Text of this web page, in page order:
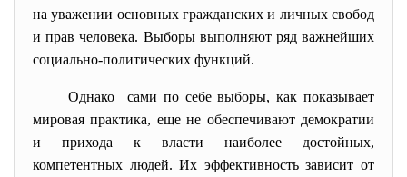
на уважении основных гражданских и личных свобод
и прав человека. Выборы выполняют ряд важнейших
социально-политических функций.
Однако сами по себе выборы, как показывает
мировая практика, еще не обеспечивают демократии
и прихода к власти наиболее достойных,
компетентных людей. Их эффективность зависит от